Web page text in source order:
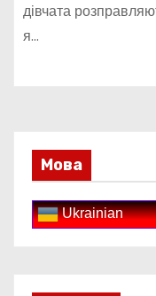
дівчата
я…
Мова
Ukrainian